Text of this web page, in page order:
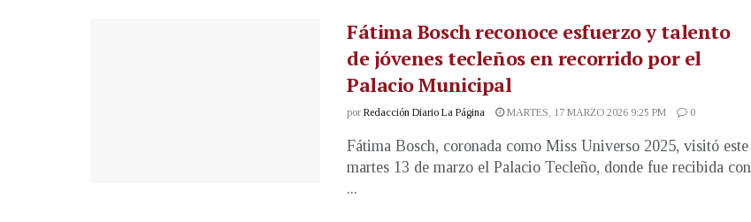
Fátima Bosch reconoce esfuerzo y talento
de jóvenes tecleños en recorrido por el
Palacio Municipal
por Redacción Diario La Página MARTES, 17 MARZO 2026 9:25 PM 0
Fátima Bosch, coronada como Miss Universo 2025, visitó este
martes 13 de marzo el Palacio Tecleño, donde fue recibida con
...